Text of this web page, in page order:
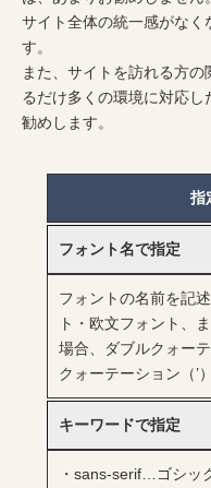
サイト全体の統一感がなく
す。
また、サイトを訪れる方
るだけ多くの環境に対応
勧めします。
指
フォント名で指定
フォントの名前を記
ト・欧文フォント、
場合、ダブルクォー
クォーテーション（’
キーワードで指定
・sans-serif…ゴシ